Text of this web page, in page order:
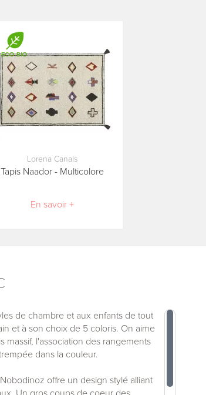
Lorena Canals
Tapis Naador - Multicolore
En savoir +
de chambre et aux enfants de tout
et à son choix de 5 coloris. On aime
massif, l'association des rangements
dans la couleur.
offre un design stylé alliant